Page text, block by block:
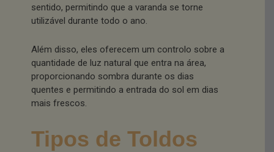
sentido, permitindo que a varanda se torne
utilizável durante todo o ano.
Além disso, eles oferecem um controlo sobre a
quantidade de luz natural que entra na área,
proporcionando sombra durante os dias
quentes e permitindo a entrada do sol em dias
mais frescos.
Tipos de Toldos